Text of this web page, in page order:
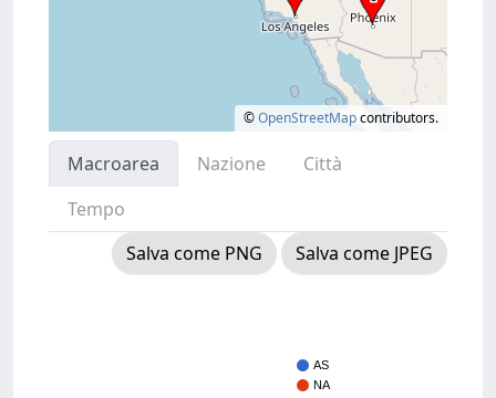
©OpenStreetMapcontributors.
Macroarea Nazione
Città
Tempo
Salva come PNG
Salva come JPEG
AS
NA